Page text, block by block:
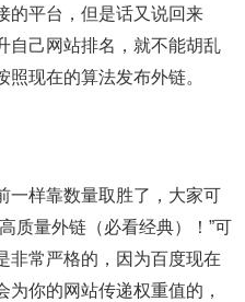
的平台，但是话又说回来
自己网站排名，就不能胡乱
现在的算法发布外链。
一样靠数量取胜了，大家可
质量外链（必看经典）！”可
非常严格的，因为百度现在
为你的网站传递权重值的，